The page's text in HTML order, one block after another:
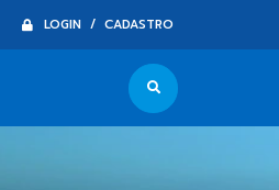
LOGIN / CADASTRO